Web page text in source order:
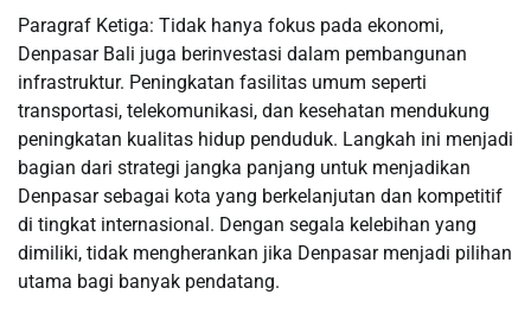
Paragraf Ketiga: Tidak hanya fokus pada ekonomi,
Denpasar Bali juga berinvestasi dalam pembangunan
infrastruktur. Peningkatan fasilitas umum seperti
transportasi, telekomunikasi, dan kesehatan mendukung
peningkatan kualitas hidup penduduk. Langkah ini menjadi
bagian dari strategi jangka panjang untuk menjadikan
Denpasar sebagai kota yang berkelanjutan dan kompetitif
di tingkat internasional. Dengan segala kelebihan yang
dimiliki, tidak mengherankan jika Denpasar menjadi pilihan
utama bagi banyak pendatang.